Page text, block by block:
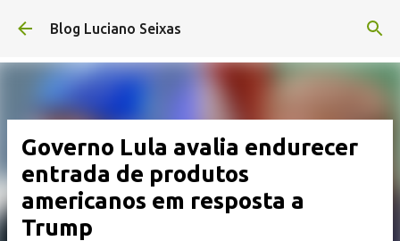
Pular para o conteúdo principal
Blog Luciano Seixas
Governo Lula avalia endurecer
entrada de produtos
americanos em resposta a
Trump